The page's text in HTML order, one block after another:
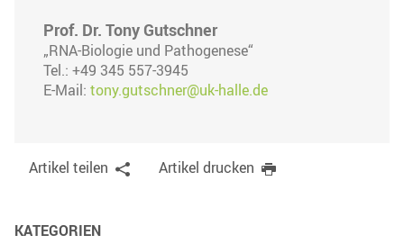
Prof. Dr. Tony Gutschner
„RNA-Biologie und Pathogenese“
Tel.: +49 345 557-3945
E-Mail: tony.gutschner@uk-halle.de
Artikel teilen Artikel drucken
KATEGORIEN